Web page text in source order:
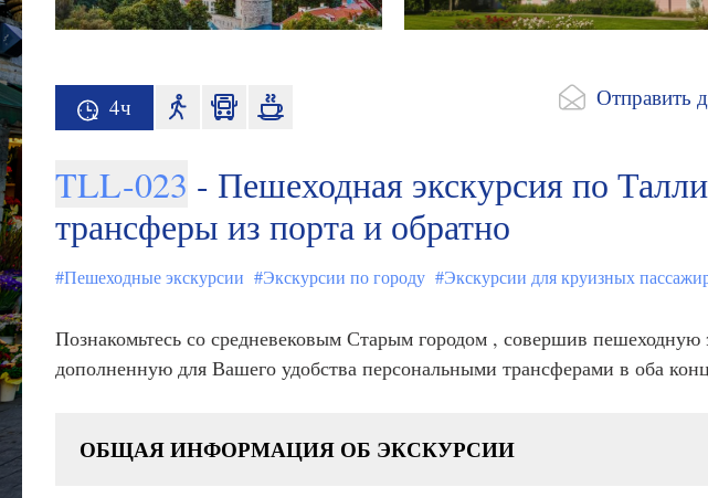
4ч Отправить
TLL-023 - Пешеходная экскурсия по
трансферы из порта и обратно
#Пешеходные экскурсии #Экскурсии по городу #Экскурсии для круизных
Познакомьтесь со средневековым Старым городом , совершив пешеходную
дополненную для Вашего удобства персональными трансферами в оба
ОБЩАЯ ИНФОРМАЦИЯ ОБ ЭКСКУРСИИ